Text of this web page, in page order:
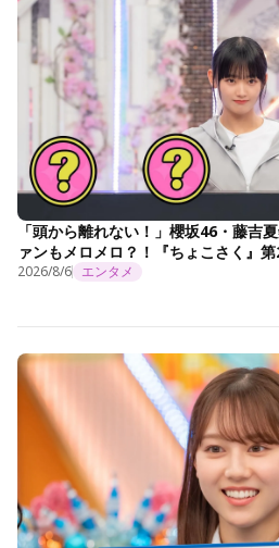
「頭から離れない！」櫻坂46・藤吉
ァンもメロメロ？！『ちょこさく』
2026/8/6 エンタメ